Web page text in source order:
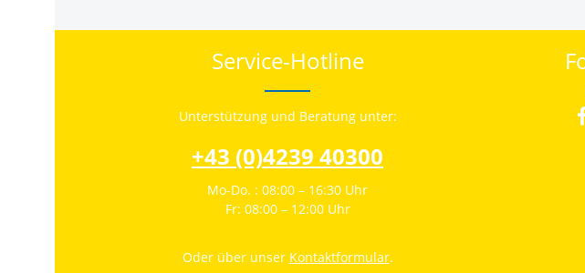
Service-Hotline
Unterstützung und Beratung unter:
+43 (0)4239 40300
Mo-Do. : 08:00 – 16:30 Uhr
Fr: 08:00 – 12:00 Uhr
Oder über unser Kontaktformular.